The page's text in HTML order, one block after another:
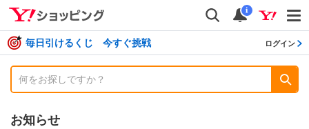
検索
通知
i
毎日引けるくじ 今すぐ挑戦 ログイン
お知らせ